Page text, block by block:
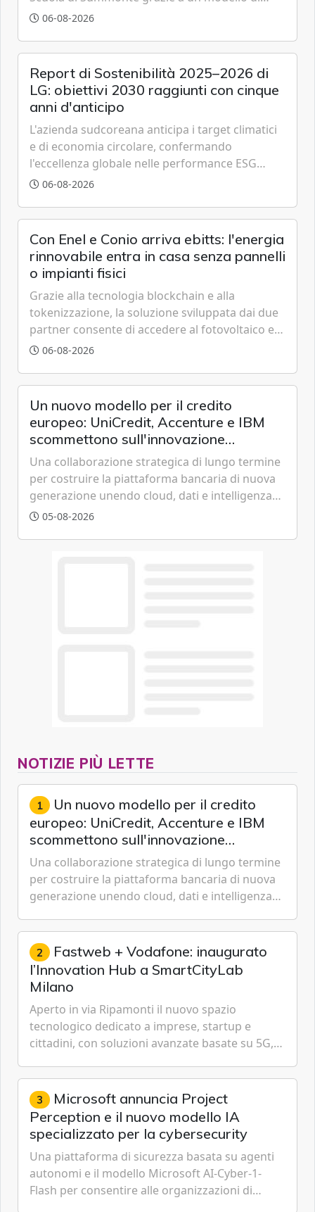
partenariato pubblico-privato e a una rete di
06-08-2026
Report di Sostenibilità 2025–2026 di
LG: obiettivi 2030 raggiunti con cinque
anni d'anticipo
L'azienda sudcoreana anticipa i target climatici
e di economia circolare, confermando
l'eccellenza globale nelle performance ESG
grazie a innovazione, accessibilità e governance
06-08-2026
Con Enel e Conio arriva ebitts: l'energia
rinnovabile entra in casa senza pannelli
o impianti fisici
Grazie alla tecnologia blockchain e alla
tokenizzazione, la soluzione sviluppata dai due
partner consente di accedere al fotovoltaico e
all'eolico ottenendo risparmi diretti in bolletta,
06-08-2026
Un nuovo modello per il credito
europeo: UniCredit, Accenture e IBM
scommettono sull'innovazione
tecnologica
Una collaborazione strategica di lungo termine
per costruire la piattaforma bancaria di nuova
generazione unendo cloud, dati e intelligenza
artificiale.
05-08-2026
NOTIZIE PIÙ LETTE
1 Un nuovo modello per il credito
europeo: UniCredit, Accenture e IBM
scommettono sull'innovazione
tecnologica
Una collaborazione strategica di lungo termine
per costruire la piattaforma bancaria di nuova
generazione unendo cloud, dati e intelligenza
2 Fastweb + Vodafone: inaugurato
l’Innovation Hub a SmartCityLab
Milano
Aperto in via Ripamonti il nuovo spazio
tecnologico dedicato a imprese, startup e
cittadini, con soluzioni avanzate basate su 5G,
Cybersecurity.
3 Microsoft annuncia Project
Perception e il nuovo modello IA
specializzato per la cybersecurity
Una piattaforma di sicurezza basata su agenti
autonomi e il modello Microsoft AI-Cyber-1-
Flash per consentire alle organizzazioni di